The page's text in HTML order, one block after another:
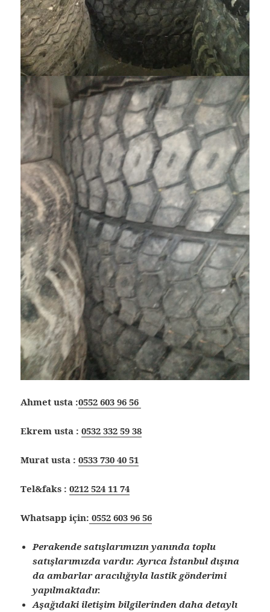
Ahmet usta :0552 603 96 56
Ekrem usta :0532 332 59 38
Murat usta :0533 730 40 51
Tel&faks :0212 524 11 74
Whatsapp için: 0552 603 96 56
Perakende satışlarımızın yanında toplu
satışlarımızda vardır. Ayrıca İstanbul dışına
da ambarlar aracılığıyla lastik gönderimi
yapılmaktadır.
Aşağıdaki iletişim bilgilerinden daha detaylı